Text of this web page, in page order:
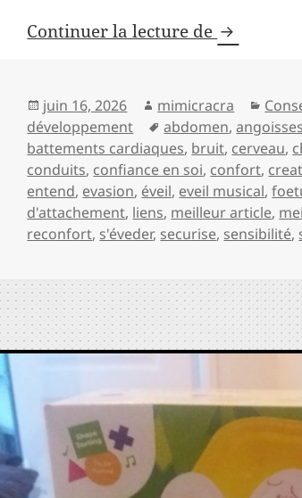
Continuer la lecture de La
Publié
le
juin 16, 2026 Auteur
mimicracra
développement
Mots-
clés
abdomen,angoisses
battements cardiaques, bruit, cerveau,
conduits, confiance en soi, confort,
entend, evasion, éveil, eveil musical,
d'attachement, liens, meilleur article,
reconfort, s'éveder, securise, sensibilité,